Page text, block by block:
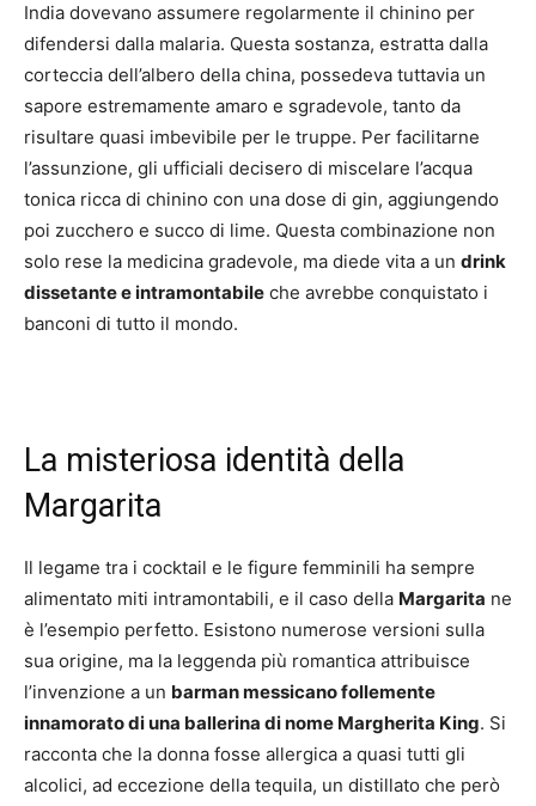
India dovevano assumere regolarmente il chinino per
difendersi dalla malaria. Questa sostanza, estratta dalla
corteccia dell’albero della china, possedeva tuttavia un
sapore estremamente amaro e sgradevole, tanto da
risultare quasi imbevibile per le truppe. Per facilitarne
l’assunzione, gli ufficiali decisero di miscelare l’acqua
tonica ricca di chinino con una dose di gin, aggiungendo
poi zucchero e succo di lime. Questa combinazione non
solo rese la medicina gradevole, ma diede vita a un drink
dissetante e intramontabile che avrebbe conquistato i
banconi di tutto il mondo.
La misteriosa identità della
Margarita
Il legame tra i cocktail e le figure femminili ha sempre
alimentato miti intramontabili, e il caso della Margarita ne
è l’esempio perfetto. Esistono numerose versioni sulla
sua origine, ma la leggenda più romantica attribuisce
l’invenzione a un barman messicano follemente
innamorato di una ballerina di nome Margherita King. Si
racconta che la donna fosse allergica a quasi tutti gli
alcolici, ad eccezione della tequila, un distillato che però